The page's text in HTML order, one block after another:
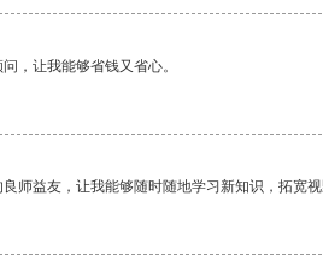
，让我能够省钱又省心。
师益友，让我能够随时随地学习新知识，拓宽视